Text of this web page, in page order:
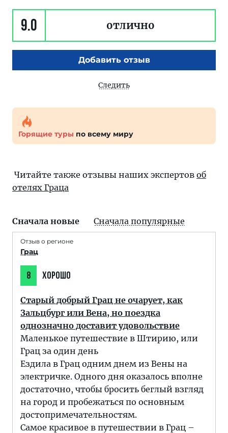
9.0 отлично
Добавить отзыв
Следить
Горящие туры по всему миру
Читайте также отзывы наших экспертов об
отелях Граца
Сначала новые Сначала популярные
Отзыв о регионе
Грац
8 ХОРОШО
Старый добрый Грац не очарует, как
Зальцбург или Вена, но поездка
однозначно доставит удовольствие
Маленькое путешествие в Штирию, или
Грац за один день
Ездила в Грац одним днем из Вены на
электричке. Одного дня оказалось вполне
достаточно, чтобы бросить беглый взгляд
на город и пробежаться по основным
достопримечательностям.
Самое красивое в путешествии в Грац –